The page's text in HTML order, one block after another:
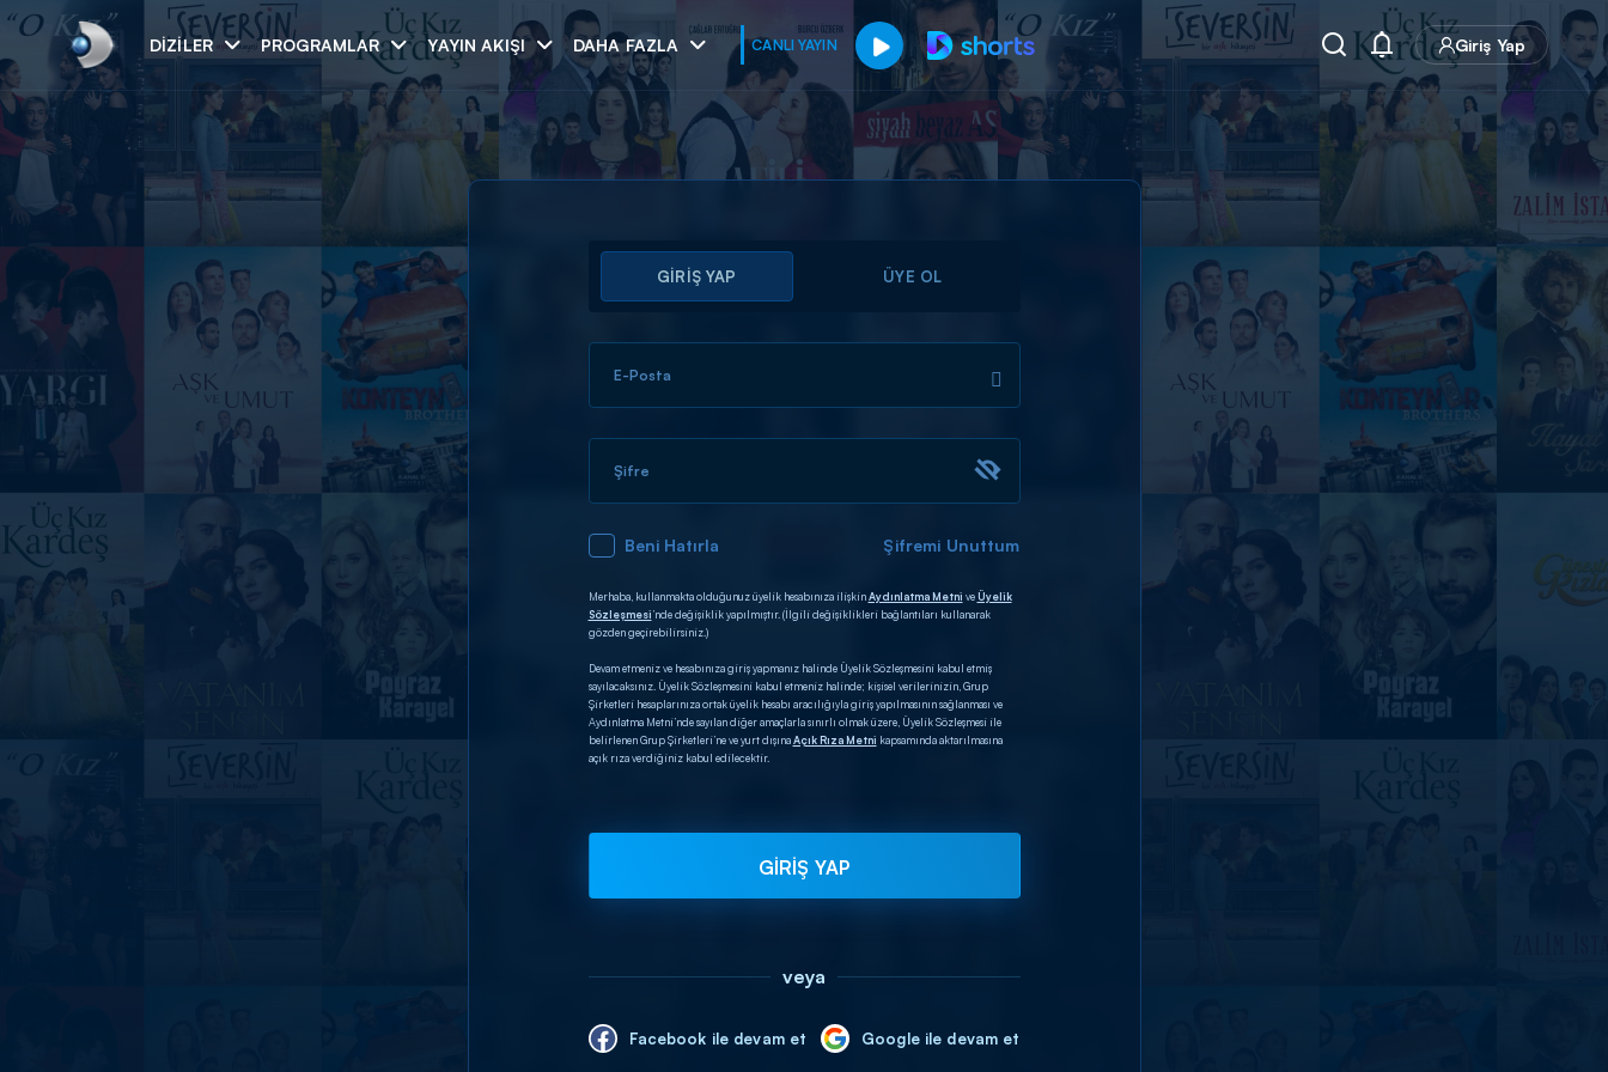
DIZILER PROGRAMLAR YAYIN AKIŞI DAHA FAZLA CANLI YAYIN Giriş Yap
Arama
ARAMA SONUÇLARI
GİRİŞ YAP ÜYE OL
E-Posta
Şifre
Beni Hatırla Şifremi Unuttum
Merhaba, kullanmakta olduğunuz üyelik hesabınıza ilişkinAydınlatma Metni veÜyelik
Sözleşmesi’nde değişiklik yapılmıştır. (İlgili değişiklikleri bağlantıları kullanarak
gözden geçirebilirsiniz.)
Devam etmeniz ve hesabınıza giriş yapmanız halinde Üyelik Sözleşmesini kabul etmiş
sayılacaksınız. Üyelik Sözleşmesini kabul etmeniz halinde; kişisel verilerinizin, Grup
Şirketleri hesaplarınıza ortak üyelik hesabı aracılığıyla giriş yapılmasının sağlanması ve
Aydınlatma Metni’nde sayılan diğer amaçlarla sınırlı olmak üzere, Üyelik Sözleşmesi ile
belirlenen Grup Şirketleri’ne ve yurt dışınaAçık Rıza Metni kapsamında aktarılmasına
açık rıza verdiğiniz kabul edilecektir.
GİRİŞ YAP
veya
Facebook ile devam et Google ile devam et